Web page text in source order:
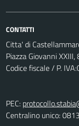
CONTATTI
Citta' di
Piazza Giovanni
Codice fiscale / P.
PEC:
Centralino unico: